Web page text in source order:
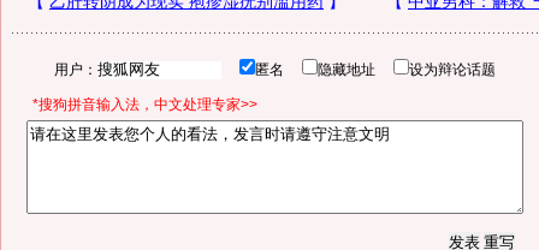
用户： 匿名 隐藏地址 设为辩论话题
*搜狗拼音输入法，中文处理专家>>